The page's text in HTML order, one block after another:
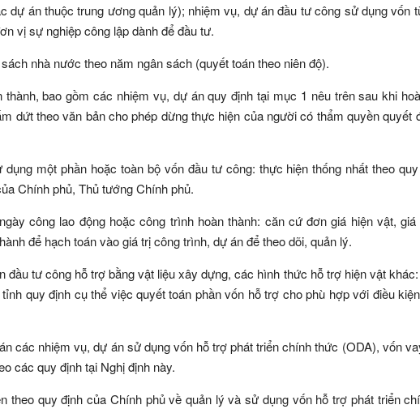
dự án thuộc trung ương quản lý); nhiệm vụ, dự án đầu tư công sử dụng vốn
vị sự nghiệp công lập dành để đầu tư.
nhà nước theo năm ngân sách (quyết toán theo niên độ).
bao gồm các nhiệm vụ, dự án quy định tại mục 1 nêu trên sau khi
dứt theo văn bản cho phép dừng thực hiện của người có thẩm quyền quyết
một phần hoặc toàn bộ vốn đầu tư công: thực hiện thống nhất theo
Chính phủ, Thủ tướng Chính phủ.
công lao động hoặc công trình hoàn thành: căn cứ đơn giá hiện vật, giá
để hạch toán vào giá trị công trình, dự án để theo dõi, quản lý.
đầu tư công hỗ trợ bằng vật liệu xây dựng, các hình thức hỗ trợ hiện vật
quy định cụ thể việc quyết toán phần vốn hỗ trợ cho phù hợp với điều
các nhiệm vụ, dự án sử dụng vốn hỗ trợ phát triển chính thức (ODA), vốn
các quy định tại Nghị định này.
theo quy định của Chính phủ về quản lý và sử dụng vốn hỗ trợ phát triển